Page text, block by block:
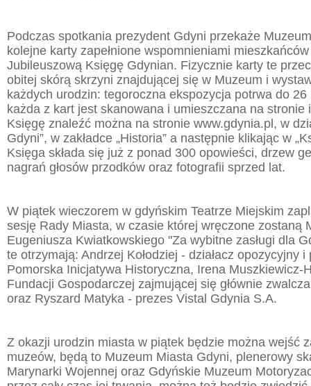
Podczas spotkania prezydent Gdyni przekaże
kolejne karty zapełnione wspomnieniami
Jubileuszową Księgę Gdynian. Fizycznie karty te
obitej skórą skrzyni znajdującej się w Muzeum i
każdych urodzin: tegoroczna ekspozycja potrwa do
każda z kart jest skanowana i umieszczana na stronie
Księgę znaleźć można na stronie www.gdynia.pl, w
Gdyni”, w zakładce „Historia” a następnie klikając w
Księga składa się już z ponad 300 opowieści, drzew
nagrań głosów przodków oraz fotografii sprzed lat.
W piątek wieczorem w gdyńskim Teatrze Miejskim
sesję Rady Miasta, w czasie której wręczone zostaną
Eugeniusza Kwiatkowskiego "Za wybitne zasługi dla
te otrzymają: Andrzej Kołodziej - działacz opozycyjny
Pomorska Inicjatywa Historyczna, Irena Muszkiewicz-
Fundacji Gospodarczej zajmującej się głównie
oraz Ryszard Matyka - prezes Vistal Gdynia S.A.
Z okazji urodzin miasta w piątek będzie można wejść
muzeów, będą to Muzeum Miasta Gdyni, plenerowy
Marynarki Wojennej oraz Gdyńskie Muzeum